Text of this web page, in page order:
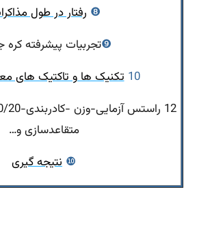
❽ رفتار در طول
❾تجربیات پیشرفته کره
10 تکنیک ها و تاکتیک های
متقاعدسازی و…
❿ نتیجه گیری